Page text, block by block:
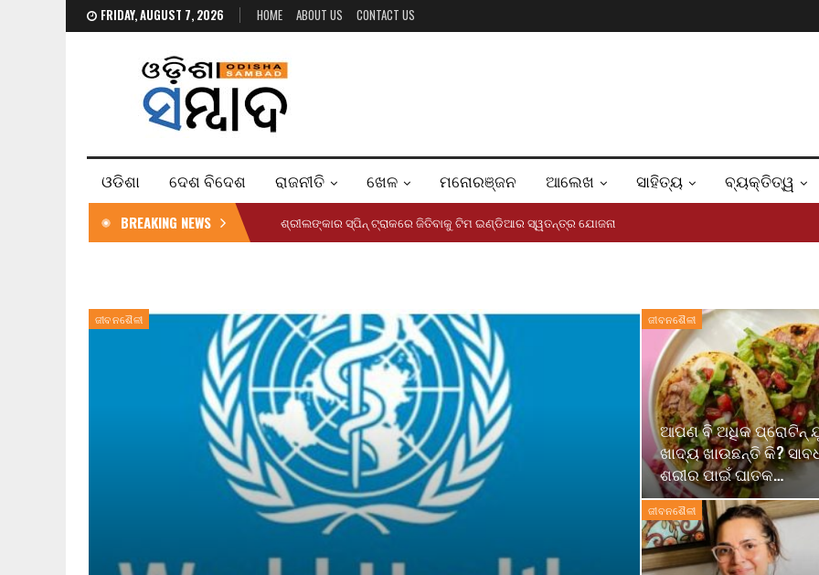
FRIDAY, AUGUST 7, 2026 HOME ABOUT US CONTACT US
ଓଡିଶା ଦେଶ ବିଦେଶ ରାଜନୀତି ଖେଳ ମନୋରଞ୍ଜନ ଆଲେଖ ସାହିତ୍ୟ ବ୍ୟକ୍ତିତ୍ୱ
BREAKING NEWS ଶ୍ରୀଲଙ୍କାର ସ୍ପିନ୍ ଟ୍ରାକରେ ଜିତିବାକୁ ଟିମ ଇଣ୍ଡିଆର ସ୍ୱତନ୍ତ୍ର ଯୋଜନା
ଜୀବନଶୈଳୀ ଜୀବନଶୈଳୀ
ଆପଣ ବି ଅଧିକ ପ୍ରୋଟିନ୍
ଖାଦ୍ୟ ଖାଉଛନ୍ତି କି?
ଶରୀର ପାଇଁ ଘାତକ…
ଜୀବନଶୈଳୀ